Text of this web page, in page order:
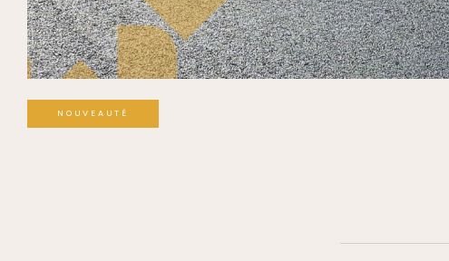
NOUVEAUTÉ